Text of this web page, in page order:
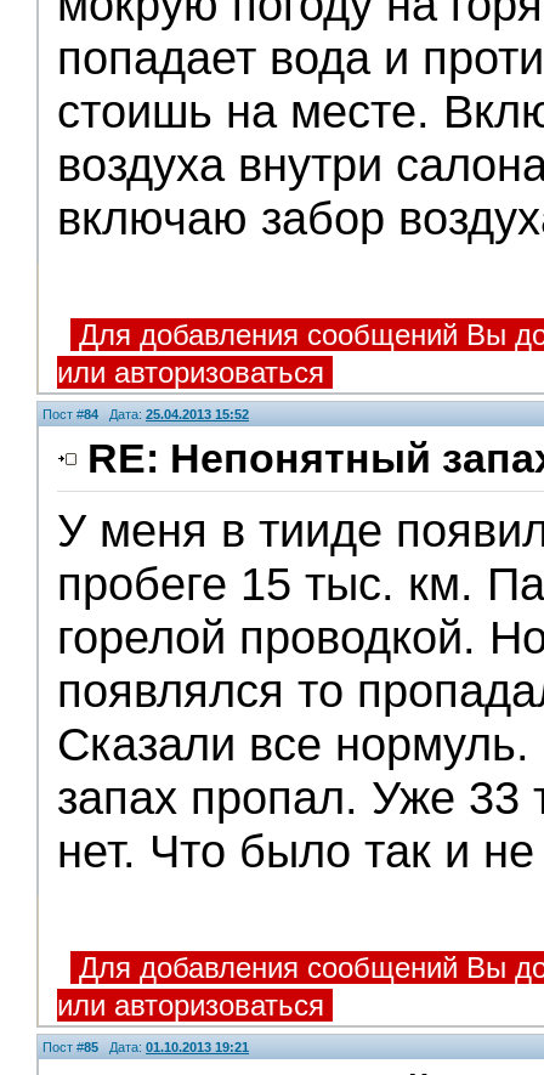
попадает вода и
стоишь на месте.
воздуха внутри
включаю забор
Для добавления сообщений Вы
или авторизоваться
Пост #84Дата: 25.04.2013 15:52
RE: Непонятный
У меня в тииде
пробеге 15 тыс. км.
горелой проводкой.
появлялся то
Сказали все
запах пропал. Уже 33
нет. Что было так и
Для добавления сообщений Вы
или авторизоваться
Пост #85 Дата: 01.10.2013 19:21